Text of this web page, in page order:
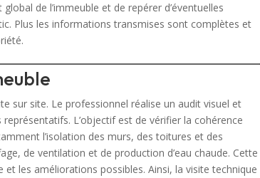
de l’immeuble et de repérer d’éventuelles
Plus les informations transmises sont complètes et
sur site. Le professionnel réalise un audit visuel et
L’objectif est de vérifier la cohérence
l’isolation des murs, des toitures et des
de ventilation et de production d’eau chaude. Cette
les améliorations possibles. Ainsi, la visite technique